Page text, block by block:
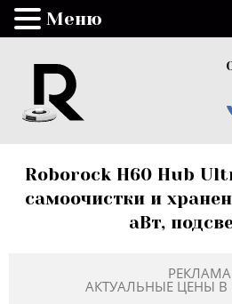
Roborock H60 Hub
самоочистки и
аВт,
РЕКЛАМА
АКТУАЛЬНЫЕ ЦЕНЫ
Меню